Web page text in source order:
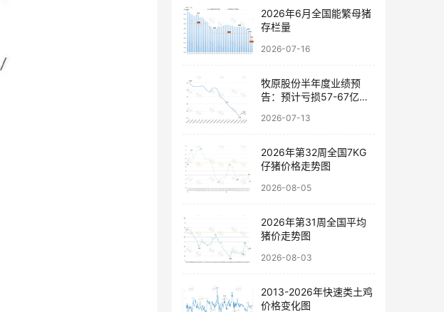
2026年6月全国能繁母猪
存栏量
2026-07-16
牧原股份半年度业绩预
告：预计亏损57-67亿
波动
2026-07-13
2026年第32周全国7KG
仔猪价格走势图
2026-08-05
2026年第31周全国平均
猪价走势图
2026-08-03
2013-2026年快速类土鸡
价格变化图